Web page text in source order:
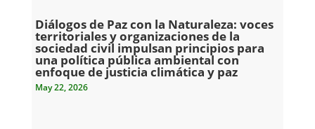
Diálogos de Paz con la Naturaleza: voces
territoriales y organizaciones de la
sociedad civil impulsan principios para
una política pública ambiental con
enfoque de justicia climática y paz
May 22, 2026